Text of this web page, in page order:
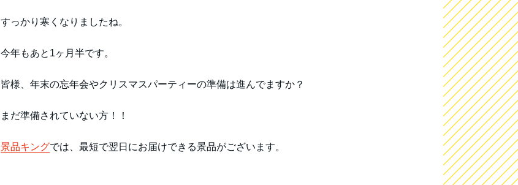
すっかり寒くなりましたね。
今年もあと1ヶ月半です。
皆様、年末の忘年会やクリスマスパーティーの準備は進んでますか？
まだ準備されていない方！！
景品キングでは、最短で翌日にお届けできる景品がございます。